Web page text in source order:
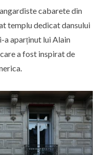
cabarete din
templu dedicat dansului
a aparținut lui Alain
a fost inspirat de